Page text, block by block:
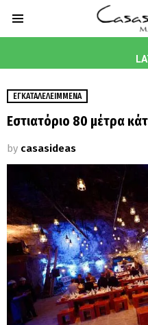
ΕΓΚΑΤΑΛΕΛΕΙΜΜΈΝΑ
Εστιατόριο 80 μέτρα
by casasideas